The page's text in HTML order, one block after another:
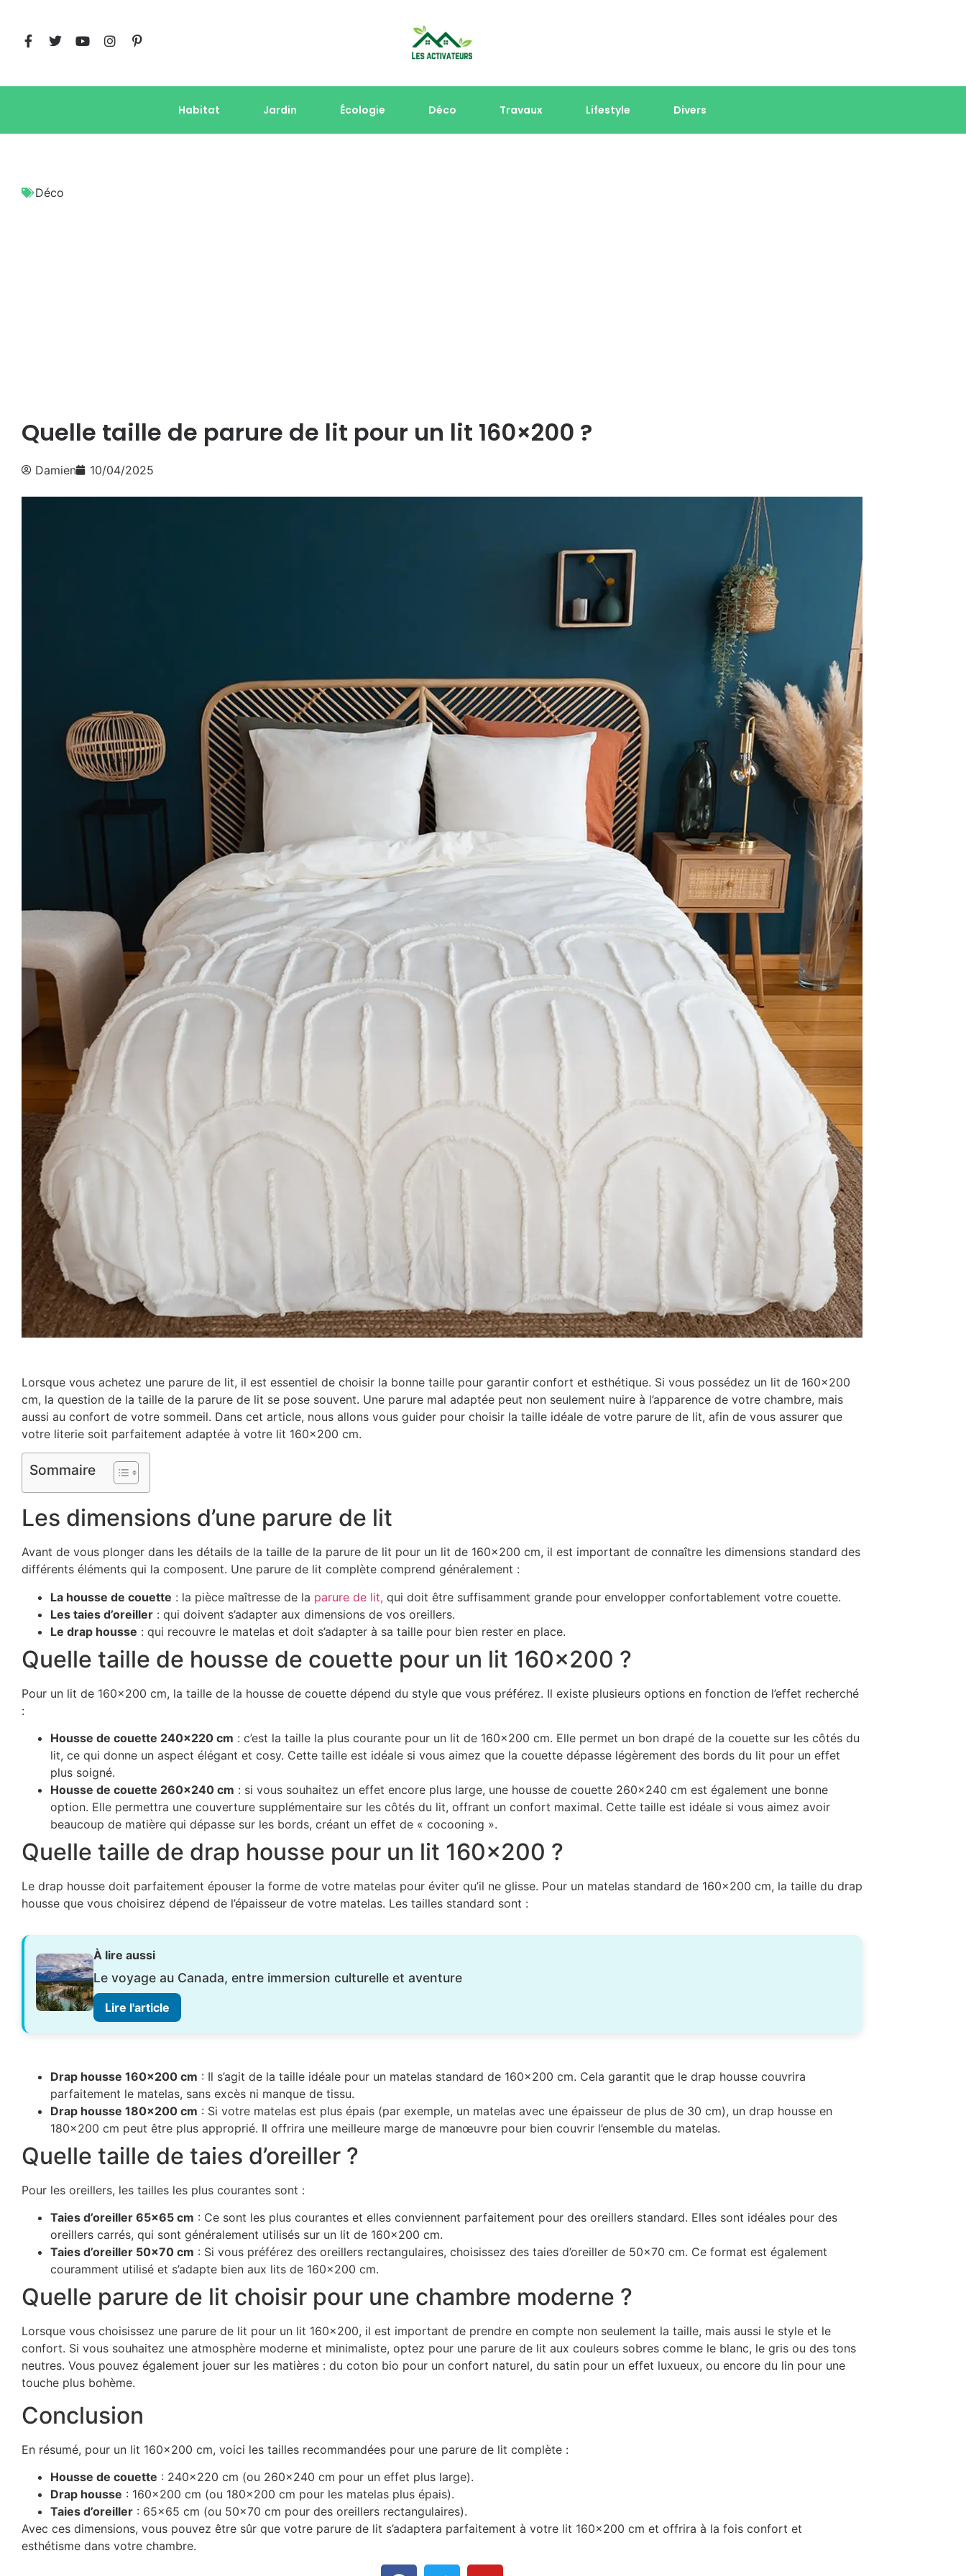
Habitat Jardin Écologie Déco Travaux Lifestyle Divers
Déco
Quelle taille de parure de lit pour un lit 160×200 ?
Damien 10/04/2025
Lorsque vous achetez une parure de lit, il est essentiel de choisir la bonne taille pour garantir confort et esthétique. Si vous possédez un lit de 160×200
cm, la question de la taille de la parure de lit se pose souvent. Une parure mal adaptée peut non seulement nuire à l’apparence de votre chambre, mais
aussi au confort de votre sommeil. Dans cet article, nous allons vous guider pour choisir la taille idéale de votre parure de lit, afin de vous assurer que
votre literie soit parfaitement adaptée à votre lit 160×200 cm.
Sommaire
Les dimensions d’une parure de lit
Avant de vous plonger dans les détails de la taille de la parure de lit pour un lit de 160×200 cm, il est important de connaître les dimensions standard des
différents éléments qui la composent. Une parure de lit complète comprend généralement :
La housse de couette : la pièce maîtresse de la parure de lit, qui doit être suffisamment grande pour envelopper confortablement votre couette.
Les taies d’oreiller : qui doivent s’adapter aux dimensions de vos oreillers.
Le drap housse : qui recouvre le matelas et doit s’adapter à sa taille pour bien rester en place.
Quelle taille de housse de couette pour un lit 160×200 ?
Pour un lit de 160×200 cm, la taille de la housse de couette dépend du style que vous préférez. Il existe plusieurs options en fonction de l’effet recherché
:
Housse de couette 240×220 cm : c’est la taille la plus courante pour un lit de 160×200 cm. Elle permet un bon drapé de la couette sur les côtés du
lit, ce qui donne un aspect élégant et cosy. Cette taille est idéale si vous aimez que la couette dépasse légèrement des bords du lit pour un effet
plus soigné.
Housse de couette 260×240 cm : si vous souhaitez un effet encore plus large, une housse de couette 260×240 cm est également une bonne
option. Elle permettra une couverture supplémentaire sur les côtés du lit, offrant un confort maximal. Cette taille est idéale si vous aimez avoir
beaucoup de matière qui dépasse sur les bords, créant un effet de « cocooning ».
Quelle taille de drap housse pour un lit 160×200 ?
Le drap housse doit parfaitement épouser la forme de votre matelas pour éviter qu’il ne glisse. Pour un matelas standard de 160×200 cm, la taille du drap
housse que vous choisirez dépend de l’épaisseur de votre matelas. Les tailles standard sont :
À lire aussi
Le voyage au Canada, entre immersion culturelle et aventure
Lire l'article
Drap housse 160×200 cm : Il s’agit de la taille idéale pour un matelas standard de 160×200 cm. Cela garantit que le drap housse couvrira
parfaitement le matelas, sans excès ni manque de tissu.
Drap housse 180×200 cm : Si votre matelas est plus épais (par exemple, un matelas avec une épaisseur de plus de 30 cm), un drap housse en
180×200 cm peut être plus approprié. Il offrira une meilleure marge de manœuvre pour bien couvrir l’ensemble du matelas.
Quelle taille de taies d’oreiller ?
Pour les oreillers, les tailles les plus courantes sont :
Taies d’oreiller 65×65 cm : Ce sont les plus courantes et elles conviennent parfaitement pour des oreillers standard. Elles sont idéales pour des
oreillers carrés, qui sont généralement utilisés sur un lit de 160×200 cm.
Taies d’oreiller 50×70 cm : Si vous préférez des oreillers rectangulaires, choisissez des taies d’oreiller de 50×70 cm. Ce format est également
couramment utilisé et s’adapte bien aux lits de 160×200 cm.
Quelle parure de lit choisir pour une chambre moderne ?
Lorsque vous choisissez une parure de lit pour un lit 160×200, il est important de prendre en compte non seulement la taille, mais aussi le style et le
confort. Si vous souhaitez une atmosphère moderne et minimaliste, optez pour une parure de lit aux couleurs sobres comme le blanc, le gris ou des tons
neutres. Vous pouvez également jouer sur les matières : du coton bio pour un confort naturel, du satin pour un effet luxueux, ou encore du lin pour une
touche plus bohème.
Conclusion
En résumé, pour un lit 160×200 cm, voici les tailles recommandées pour une parure de lit complète :
Housse de couette : 240×220 cm (ou 260×240 cm pour un effet plus large).
Drap housse : 160×200 cm (ou 180×200 cm pour les matelas plus épais).
Taies d’oreiller : 65×65 cm (ou 50×70 cm pour des oreillers rectangulaires).
Avec ces dimensions, vous pouvez être sûr que votre parure de lit s’adaptera parfaitement à votre lit 160×200 cm et offrira à la fois confort et
esthétisme dans votre chambre.